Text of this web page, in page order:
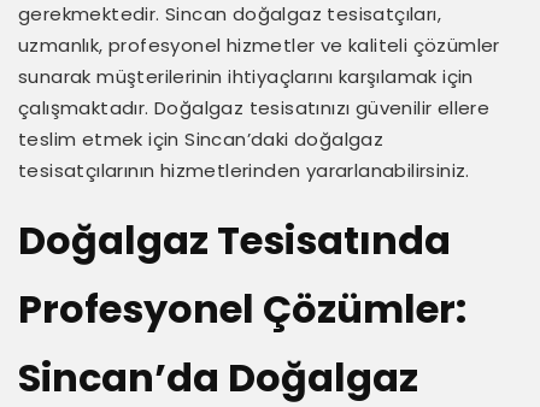
gerekmektedir. Sincan doğalgaz tesisatçıları,
uzmanlık, profesyonel hizmetler ve kaliteli çözümler
sunarak müşterilerinin ihtiyaçlarını karşılamak için
çalışmaktadır. Doğalgaz tesisatınızı güvenilir ellere
teslim etmek için Sincan’daki doğalgaz
tesisatçılarının hizmetlerinden yararlanabilirsiniz.
Doğalgaz Tesisatında
Profesyonel Çözümler:
Sincan’da Doğalgaz